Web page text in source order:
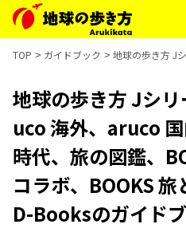
TOP ガイドブック 地球の歩き方 J
地球の歩き方 Jシ
uco 海外、aruco
時代、旅の図鑑、
コラボ、BOOKS 旅
D-Booksのガイド